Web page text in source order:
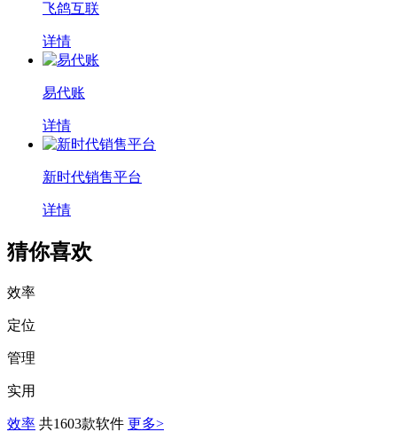
飞鸽互联
详情
易代账
详情
新时代销售平台
详情
猜你喜欢
效率
定位
管理
实用
效率 共1603款软件 更多>